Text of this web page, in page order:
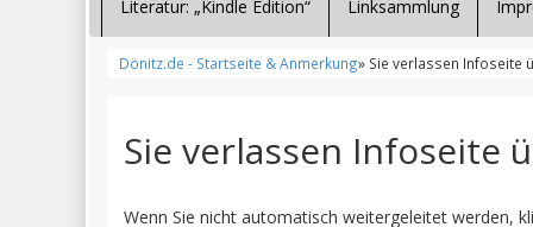
Literatur: „Kindle Edition“ Linksammlung
Dönitz.de - Startseite & Anmerkung» Sie verlassen Infoseite
Sie verlassen Infoseite
Wenn Sie nicht automatisch weitergeleitet werden,